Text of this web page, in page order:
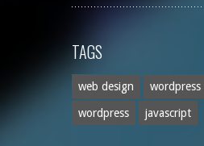
TAGS
web design wordpress
wordpress javascript